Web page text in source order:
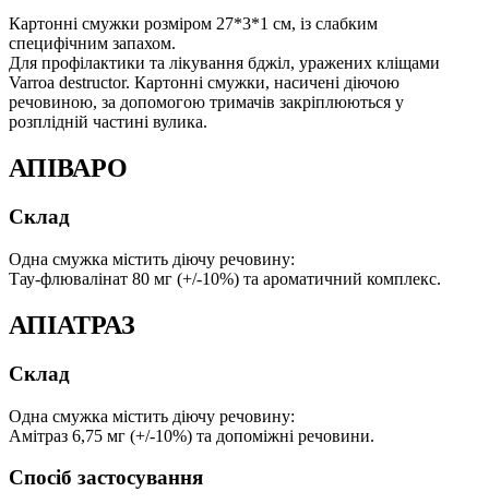
Картонні смужки розміром 27*3*1 см, із слабким
специфічним запахом.
Для профілактики та лікування бджіл, уражених кліщами
Varroa destructor. Картонні смужки, насичені діючою
речовиною, за допомогою тримачів закріплюються у
розплідній частині вулика.
АПІВАРО
Склад
Одна смужка містить діючу речовину:
Тау-флювалінат 80 мг (+/-10%) та ароматичний комплекс.
АПІАТРАЗ
Склад
Одна смужка містить діючу речовину:
Амітраз 6,75 мг (+/-10%) та допоміжні речовини.
Спосіб застосування